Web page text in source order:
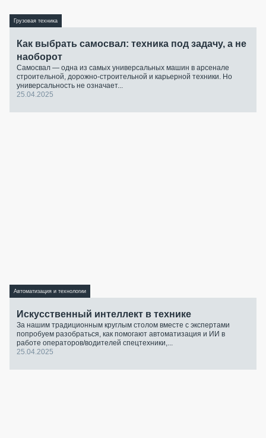
Грузовая техника
Как выбрать самосвал: техника под задачу, а не
наоборот
Самосвал — одна из самых универсальных машин в арсенале
строительной, дорожно-строительной и карьерной техники. Но
универсальность не означает...
25.04.2025
Автоматизация и технологии
Искусственный интеллект в технике
За нашим традиционным круглым столом вместе с экспертами
попробуем разобраться, как помогают автоматизация и ИИ в
работе операторов/водителей спецтехники,...
25.04.2025